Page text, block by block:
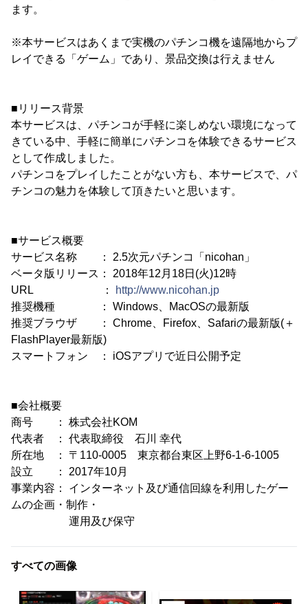
ます。
※本サービスはあくまで実機のパチンコ機を遠隔地からプ
レイできる「ゲーム」であり、景品交換は行えません
■リリース背景
本サービスは、パチンコが手軽に楽しめない環境になって
きている中、手軽に簡単にパチンコを体験できるサービス
として作成しました。
パチンコをプレイしたことがない方も、本サービスで、パ
チンコの魅力を体験して頂きたいと思います。
■サービス概要
サービス名称 ： 2.5次元パチンコ「nicohan」
ベータ版リリース： 2018年12月18日(火)12時
URL ：
http://www.nicohan.jp
推奨機種 ： Windows、MacOSの最新版
推奨ブラウザ ： Chrome、Firefox、Safariの最新版(＋
FlashPlayer最新版)
スマートフォン ： iOSアプリで近日公開予定
■会社概要
商号 ： 株式会社KOM
代表者 ： 代表取締役 石川 幸代
所在地 ： 〒110-0005 東京都台東区上野6-1-6-1005
設立 ： 2017年10月
事業内容： インターネット及び通信回線を利用したゲー
ムの企画・制作・
運用及び保守
すべての画像